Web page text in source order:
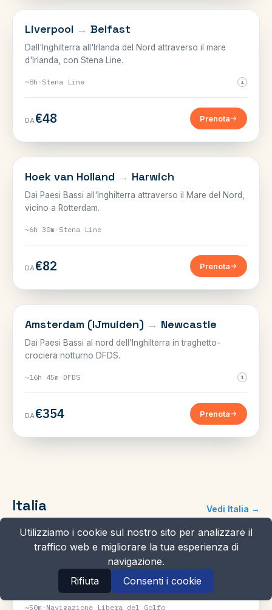
MARE D'IRLANDA
Liverpool → Belfast
Dall'Inghilterra all'Irlanda del Nord attraverso il mare
d'Irlanda, con Stena Line.
~8h · Stena Line i
DA€48 Prenota
MARE DEL NORD
Hoek van Holland → Harwich
Dai Paesi Bassi all'Inghilterra attraverso il Mare del Nord,
vicino a Rotterdam.
~6h 30m · Stena Line
DA€82 Prenota
MARE DEL NORD
Amsterdam (IJmuiden) → Newcastle
Dai Paesi Bassi al nord dell'Inghilterra in traghetto-
crociera notturno DFDS.
~16h 45m · DFDS i
DA€354 Prenota
Italia Vedi Italia →
GOLFO DI NAPOLI
Naples → Capri
Il classico del golfo di Napoli, rapidi collegamenti per
Capri per tutto il giorno.
~50m · Navigazione Libera del Golfo
Utilizziamo i cookie sul nostro sito per analizzare il
traffico web e migliorare la tua esperienza di
navigazione.
Rifiuta
Consenti i cookie